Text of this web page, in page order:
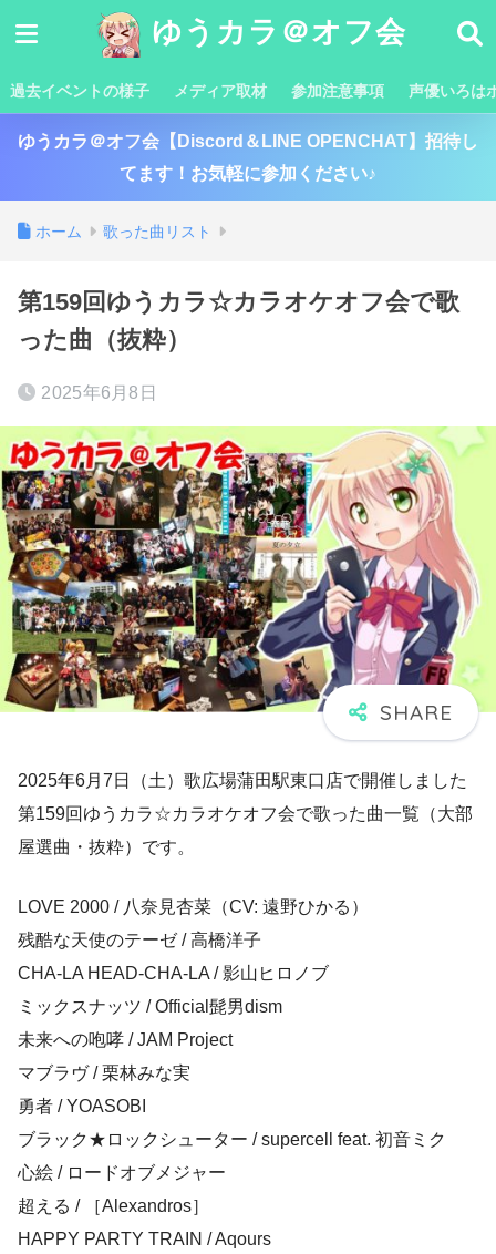
ゆうカラ＠オフ会
過去イベントの様子 メディア取材 参加注意事項 声優いろは
ゆうカラ＠オフ会【Discord＆LINE OPENCHAT】招待し
てます！お気軽に参加ください♪
ホーム 歌った曲リスト
第159回ゆうカラ☆カラオケオフ会で歌
った曲（抜粋）
2025年6月8日
2025年6月7日（土）歌広場蒲田駅東口店で開催しました
第159回ゆうカラ☆カラオケオフ会で歌った曲一覧（大部
屋選曲・抜粋）です。
LOVE 2000 / 八奈見杏菜（CV: 遠野ひかる）
残酷な天使のテーゼ / 高橋洋子
CHA-LA HEAD-CHA-LA / 影山ヒロノブ
ミックスナッツ / Official髭男dism
未来への咆哮 / JAM Project
マブラヴ / 栗林みな実
勇者 / YOASOBI
ブラック★ロックシューター / supercell feat. 初音ミク
心絵 / ロードオブメジャー
超える / ［Alexandros］
HAPPY PARTY TRAIN / Aqours